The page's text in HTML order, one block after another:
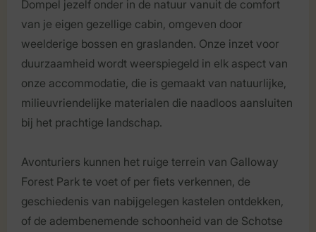
Dompel jezelf onder in de natuur vanuit de comfort
van je eigen gezellige cabin, omgeven door
weelderige bossen en graslanden. Onze inzet voor
duurzaamheid wordt weerspiegeld in elk aspect van
onze accommodatie, die is gemaakt van natuurlijke,
milieuvriendelijke materialen die naadloos aansluiten
bij het prachtige landschap.
Avonturiers kunnen het ruige terrein van Galloway
Forest Park te voet of per fiets verkennen, de
geschiedenis van nabijgelegen kastelen ontdekken,
of de adembenemende schoonheid van de Schotse